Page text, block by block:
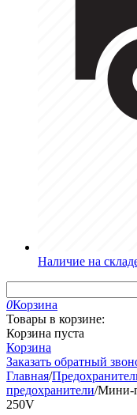
Наличие на
0Корзина
Товары в корзине:
Корзина пуста
Корзина
Заказать обратный
Главная/
предохранители/Мини-
250V